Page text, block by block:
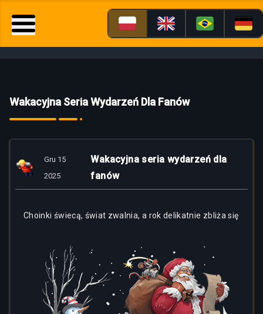
Wakacyjna Seria Wydarzeń Dla Fanów
Gru 15
2025
Wakacyjna seria wydarzeń dla
fanów
Choinki świecą, świat zwalnia, a rok delikatnie zbliża się